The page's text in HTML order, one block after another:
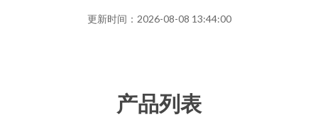
更新时间：2026-08-08 13:44:00
产品列表